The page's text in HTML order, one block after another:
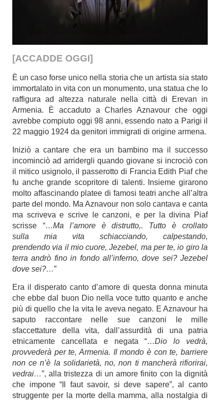
[ACCADDE OGGI]
È un caso forse unico nella storia che un artista sia stato
immortalato in vita con un monumento, una statua che lo
raffigura ad altezza naturale nella città di Erevan in
Armenia. È accaduto a Charles Aznavour che oggi
avrebbe compiuto oggi 98 anni, essendo nato a Parigi il
22 maggio 1924 da genitori immigrati di origine armena.
Iniziò a cantare che era un bambino ma il successo
incominciò ad arridergli quando giovane si incrociò con
il mitico usignolo, il passerotto di Francia Edith Piaf che
fu anche grande scopritore di talenti. Insieme girarono
molto affascinando platee di famosi teatri anche all’altra
parte del mondo. Ma Aznavour non solo cantava e canta
ma scriveva e scrive le canzoni, e per la divina Piaf
scrisse “…Ma l’amore è distrutto,. Tutto è crollato
sulla mia vita schiacciando, calpestando,
prendendo via il mio cuore,Jezebel, ma per te, io giro la
terra andrò fino in fondo all’inferno, dove sei? Jezebel
dove sei?…”
Era il disperato canto d’amore di questa donna minuta
che ebbe dal buon Dio nella voce tutto quanto e anche
più di quello che la vita le aveva negato. E Aznavour ha
saputo raccontare nelle sue canzoni le mille
sfaccettature della vita, dall’assurdità di una patria
etnicamente cancellata e negata “…Dio lo vedrà,
provvederà per te, Armenia. Il mondo è con te, barriere
non ce n’è la solidarietà, no, non ti mancherà rifiorirai,
vedrai…”, alla tristezza di un amore finito con la dignità
che impone “Il faut savoir, si deve sapere”, al canto
struggente per la morte della mamma, alla nostalgia di